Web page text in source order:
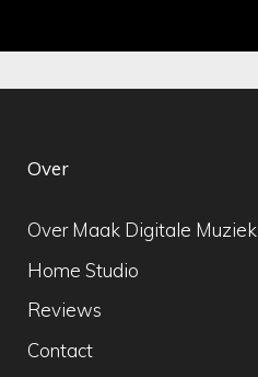
Over
Over Maak Digitale Muziek
Home Studio
Reviews
Contact